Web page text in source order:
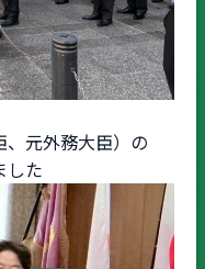
元外務大臣）の
した